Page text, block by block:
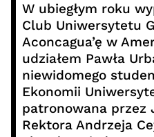
W ubiegłym roku
Club Uniwersytetu
Aconcagua’ę w
udziałem Pawła
niewidomego
Ekonomii
patronowana przez
Rektora Andrzeja